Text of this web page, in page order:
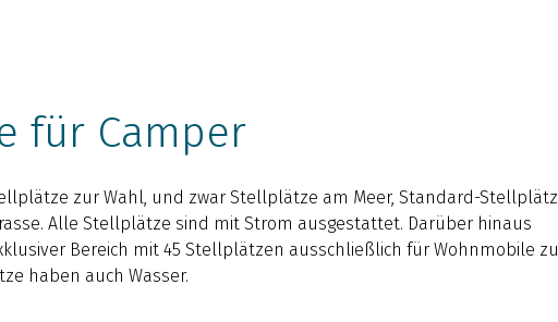
für Camper
zur Wahl, und zwar Stellplätze am Meer, Standard-
Alle Stellplätze sind mit Strom ausgestattet. Darüber hinaus
Bereich mit 45 Stellplätzen ausschließlich für Wohnmobile
haben auch Wasser.